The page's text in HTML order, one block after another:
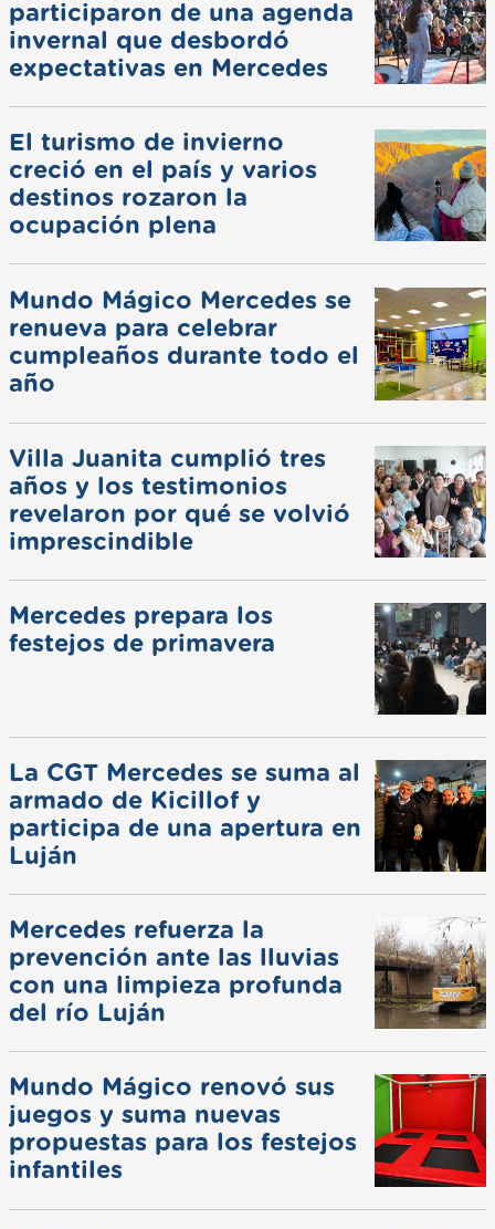
participaron de una agenda
invernal que desbordó
expectativas en Mercedes
El turismo de invierno
creció en el país y varios
destinos rozaron la
ocupación plena
Mundo Mágico Mercedes se
renueva para celebrar
cumpleaños durante todo el
año
Villa Juanita cumplió tres
años y los testimonios
revelaron por qué se volvió
imprescindible
Mercedes prepara los
festejos de primavera
La CGT Mercedes se suma al
armado de Kicillof y
participa de una apertura en
Luján
Mercedes refuerza la
prevención ante las lluvias
con una limpieza profunda
del río Luján
Mundo Mágico renovó sus
juegos y suma nuevas
propuestas para los festejos
infantiles